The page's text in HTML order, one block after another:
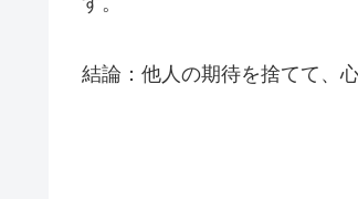
結論：他人の期待を捨てて、